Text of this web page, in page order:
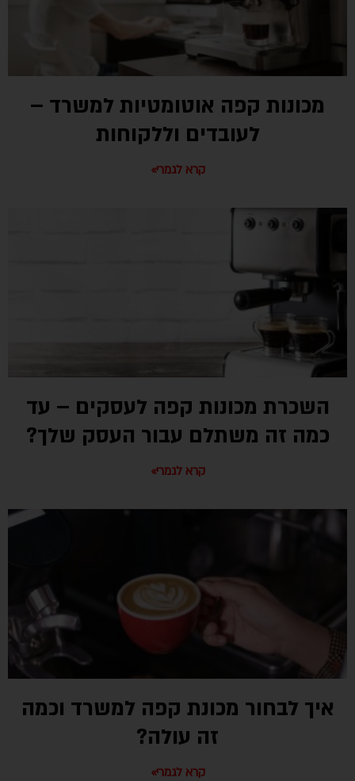
מכונות קפה אוטומטיות למשרד –
לעובדים וללקוחות
קרא לגמרי»
השכרת מכונות קפה לעסקים – עד
כמה זה משתלם עבור העסק שלך?
קרא לגמרי»
איך לבחור מכונת קפה למשרד וכמה
זה עולה?
קרא לגמרי»